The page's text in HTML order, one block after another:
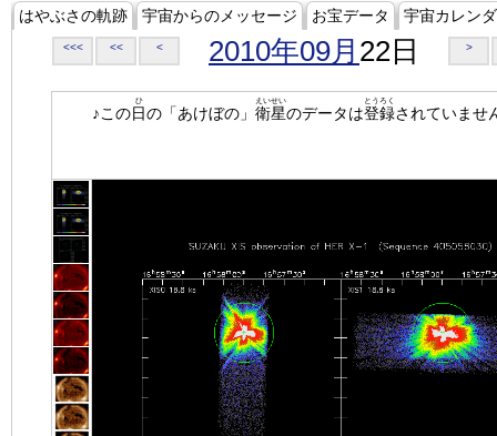
はやぶさの軌跡 宇宙からのメッセージ お宝データ 宇宙カレン
<<< << < 2010年09月 22日 >
♪この日
ひ
の「あけぼの」 衛星
えいせい
のデータは登録
とうろく
されていませ